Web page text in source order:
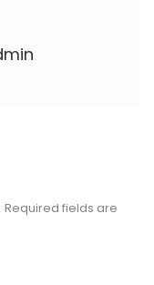
Required fields are